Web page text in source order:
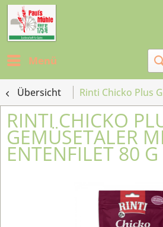
Menü
Übersicht Rinti Chicko Plus
RINTI CHICKO
GEMÜSETALER
ENTENFILET 80 G